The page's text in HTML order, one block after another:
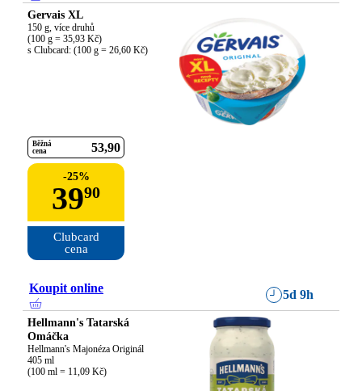
Gervais XL
150 g, více druhů
(100 g = 35,93 Kč)
s Clubcard: (100 g = 26,60 Kč)
Běžná
cena
53 90
-25%
3990
Clubcard
cena
Koupit online 5d 9h
Hellmann's Tatarská
Omáčka
Hellmann's Majonéza Originál
405 ml
(100 ml = 11,09 Kč)